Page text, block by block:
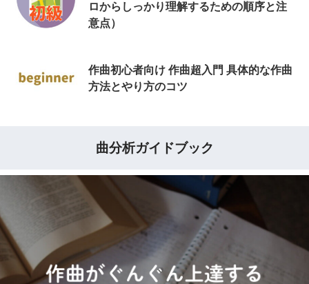
ロからしっかり理解するための順序と注
意点）
作曲初心者向け 作曲超入門 具体的な作曲
方法とやり方のコツ
曲分析ガイドブック